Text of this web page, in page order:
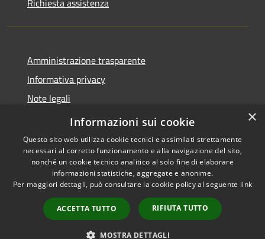
Richiesta assistenza
Amministrazione trasparente
Informativa privacy
Note legali
Dichiarazione di accessibilità
Accessibilità
Copyright © 2026 • Comune di
Fiesse • Powered by
Municipium•
Accesso
redazione
×
Informazioni sui cookie
Questo sito web utilizza cookie tecnici e assimilati strettamente
necessari al corretto funzionamento e alla navigazione del sito,
nonché un cookie tecnico analitico al solo fine di elaborare
informazioni statistiche, aggregate e anonime.
Per maggiori dettagli, può consultare la cookie policy al seguente link
ACCETTA TUTTO RIFIUTA TUTTO
MOSTRA DETTAGLI